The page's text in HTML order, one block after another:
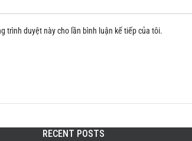
trình duyệt này cho lần bình luận kế tiếp của tôi.
RECENT POSTS